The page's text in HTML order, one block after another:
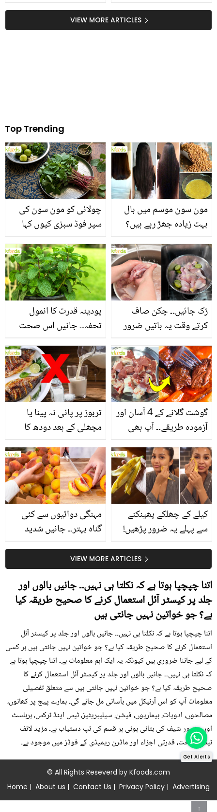
ان سے نجات پانے کے چند
آسان قدرتی طریقے
رباب کی طرح منہ پھٹ
نکلیں! نجی زندگی سے
VIEW MORE ARTICLES
Top Trending
چولائی کو مون سون کی
سپر فوڈ سبزی کیوں کہا
منرلز اور اینٹی آکسیڈنٹس
سے بھرپور اس سبزی کے
فائدے
مون سون موسم میں بال
بہت زیادہ جھڑ رہے ہیں؟
بنانے کے چند قدرتی طریقے
پودینہ قدرت کا انمول
تحفہ۔۔ جانیں اس صحت
انگیز طبی فوائد
رُک جائیں۔۔ چکن صاف
کرتے وقت یہ باتیں ضرور
تربوز پر پانی نہ پینا یا
مچھلی کے بعد دودھ کا
سے متعلق غلط فہمیوں کی
حقیقت کیا ہے اور افواہ
کیا؟
گوشت گلانے کے 4 آسان اور
آزمودہ طریقے۔۔ آپ بھی
بتائے راز
مہنگی دوائیوں سے کئی
گناہ بہتر۔۔ جانیں شدید
کیوں کھانا چاہیے؟
کیلے کے چھلکے پھینکنے
سے پہلے یہ ضرور پڑھیں!
سستا اور قدرتی حلVIEW MORE ARTICLES
اتنا چپچپا ہوتا ہے کہ نکلتا ہی نہیں۔۔ جانیں بالوں اور
جلد پر کیسٹر آئل استعمال کرنے کا صحیح طریقہ کیا
ہے؟ جو خواتین نہیں جانتی ہیں
اتنا چپچپا ہوتا ہے کہ نکلتا ہی نہیں۔۔ جانیں بالوں اور جلد پر کیسٹر آئل
استعمال کرنے کا صحیح طریقہ کیا ہے؟ جو خواتین نہیں جانتی ہیں ہر کسی
کے لیے جاننا ضروری ہیں کیونکہ یہ ایک اہم معلومات ہے۔ اتنا چپچپا ہوتا ہے
کہ نکلتا ہی نہیں۔۔ جانیں بالوں اور جلد پر کیسٹر آئل استعمال کرنے کا
صحیح طریقہ کیا ہے؟ جو خواتین نہیں جانتی ہیں سے متعلق تفصیلی
معلومات آپ کو اس آرٹیکل میں بآسانی مل جائے گی۔ ہمارے پیج پر کھانوں،
مصالحوں، ادویات، بیماریوں، فیشن، سیلیبریٹیز، ٹپس اینڈ ٹرکس، ہربلسٹ
اور مشہور شیف کی بتائی ہوئی ہر قسم کی ٹپ دستیاب ہے۔ مزید لائف
ٹپس، صحت، قدرتی اجزاء اور ماڈرن ریمیڈی کے فوڈز میں موجود ہے۔
© All Rights Reseverd by Kfoods.com
Home | About us | Contact Us | Privacy Policy | Advertising
↑
Get Alerts